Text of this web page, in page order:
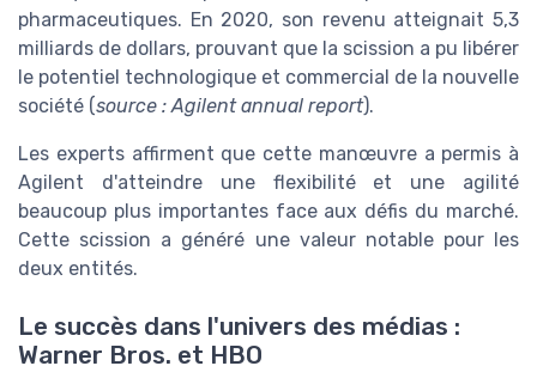
pharmaceutiques. En 2020, son revenu atteignait 5,3
milliards de dollars, prouvant que la scission a pu libérer
le potentiel technologique et commercial de la nouvelle
société (source : Agilent annual report).
Les experts affirment que cette manœuvre a permis à
Agilent d'atteindre une flexibilité et une agilité
beaucoup plus importantes face aux défis du marché.
Cette scission a généré une valeur notable pour les
deux entités.
Le succès dans l'univers des médias :
Warner Bros. et HBO